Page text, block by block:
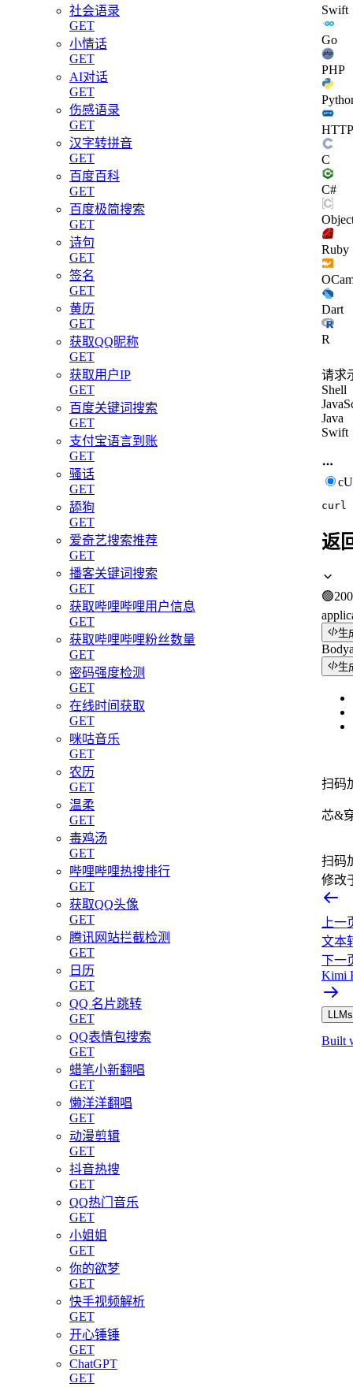
社会语录
GET
小情话
GET
AI对话
GET
伤感语录
GET
汉字转拼音
GET
百度百科
GET
百度极简搜索
GET
诗句
GET
签名
GET
黄历
GET
获取QQ昵称
GET
获取用户IP
GET
百度关键词搜索
GET
支付宝语言到账
GET
骚话
GET
舔狗
GET
爱奇艺搜索推荐
GET
播客关键词搜索
GET
获取哔哩哔哩用户信息
GET
获取哔哩哔哩粉丝数量
GET
密码强度检测
GET
在线时间获取
GET
咪咕音乐
GET
农历
GET
温柔
GET
毒鸡汤
GET
哔哩哔哩热搜排行
GET
获取QQ头像
GET
腾讯网站拦截检测
GET
日历
GET
QQ 名片跳转
GET
QQ表情包搜索
GET
蜡笔小新翻唱
GET
懒洋洋翻唱
GET
动漫剪辑
GET
抖音热搜
GET
QQ热门音乐
GET
小姐姐
GET
你的欲梦
GET
快手视频解析
GET
开心锤锤
GET
ChatGPT
GET
Swift
Go
PHP
HTTP
C
C#
Ruby
Dart
R
请求
Shell
Java
Swift
curl
返
🟢200
生
Body
生
扫码
芯&
扫码
修改
上一
文本
下一
Kimi
Built